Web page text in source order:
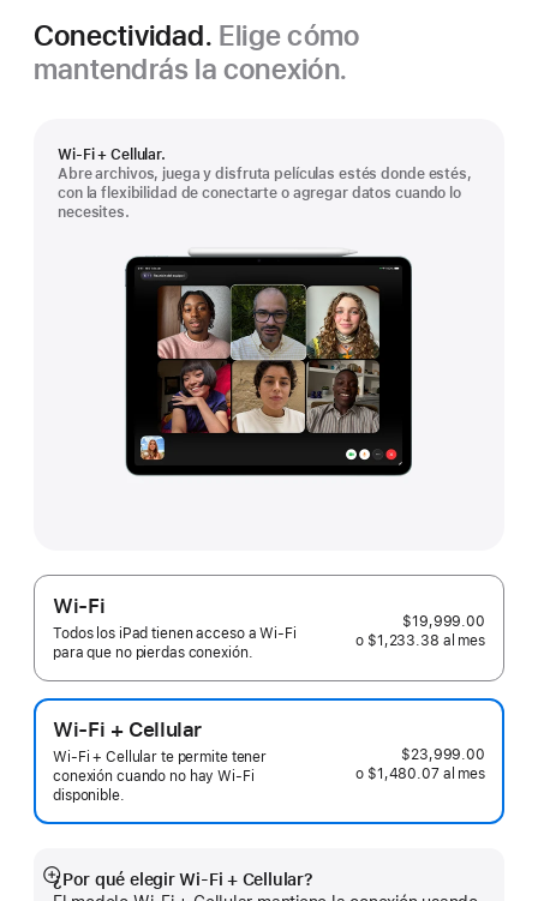
Conectividad. Elige cómo
mantendrás la conexión.
Wi-Fi + Cellular.
Abre archivos, juega y disfruta películas estés donde estés,
con la flexibilidad de conectarte o agregar datos cuando lo
necesites.
Wi-Fi
Todos los iPad tienen acceso a Wi-Fi
para que no pierdas conexión.
$19,999.00
o $1,233.38 al mes
Wi-Fi + Cellular
Wi-Fi + Cellular te permite tener
conexión cuando no hay Wi-Fi
disponible.
$23,999.00
o $1,480.07al mes
¿Por qué elegir Wi-Fi + Cellular?
Mostrar